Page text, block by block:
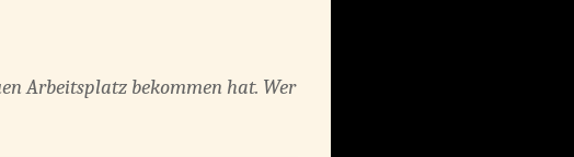
Arbeitsplatz bekommen hat. Wer